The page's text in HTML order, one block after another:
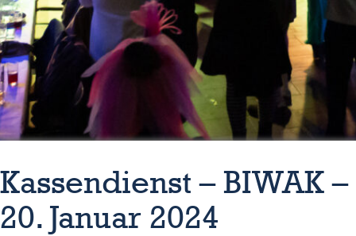
Kassendienst – BIWAK –
20. Januar 2024